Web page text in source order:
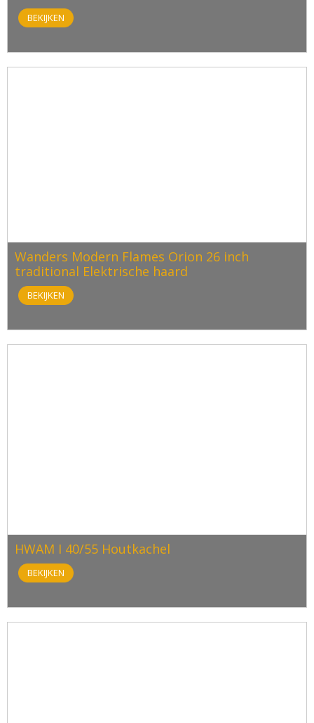
BEKIJKEN
Wanders Modern Flames Orion 26 inch
traditional Elektrische haard
BEKIJKEN
HWAM I 40/55 Houtkachel
BEKIJKEN